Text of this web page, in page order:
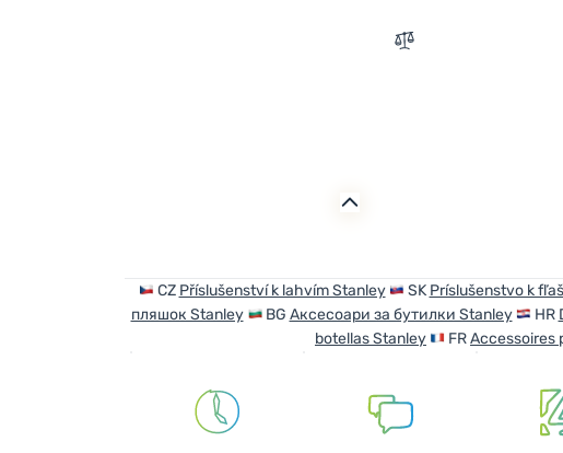
Zum Vergleich
CZ Příslušenství k lahvím Stanley SK Príslušenstvo k
пляшок Stanley
BG Аксесоари за бутилки Stanley HR
botellas Stanley
FRAccessoires